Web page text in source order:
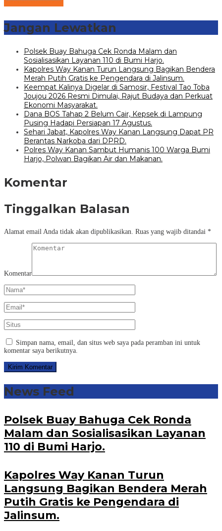
Jangan Lewatkan
Polsek Buay Bahuga Cek Ronda Malam dan
Sosialisasikan Layanan 110 di Bumi Harjo.
Kapolres Way Kanan Turun Langsung Bagikan Bendera
Merah Putih Gratis ke Pengendara di Jalinsum.
Keempat Kalinya Digelar di Samosir, Festival Tao Toba
Joujou 2026 Resmi Dimulai, Rajut Budaya dan Perkuat
Ekonomi Masyarakat.
Dana BOS Tahap 2 Belum Cair, Kepsek di Lampung
Pusing Hadapi Persiapan 17 Agustus.
Sehari Jabat, Kapolres Way Kanan Langsung Dapat PR
Berantas Narkoba dari DPRD.
Polres Way Kanan Sambut Humanis 100 Warga Bumi
Harjo, Polwan Bagikan Air dan Makanan.
Komentar
Tinggalkan Balasan
Alamat email Anda tidak akan dipublikasikan. Ruas yang wajib ditandai *
Komentar
Simpan nama, email, dan situs web saya pada peramban ini untuk
komentar saya berikutnya.
News Feed
Polsek Buay Bahuga Cek Ronda
Malam dan Sosialisasikan Layanan
110 di Bumi Harjo.
Kapolres Way Kanan Turun
Langsung Bagikan Bendera Merah
Putih Gratis ke Pengendara di
Jalinsum.